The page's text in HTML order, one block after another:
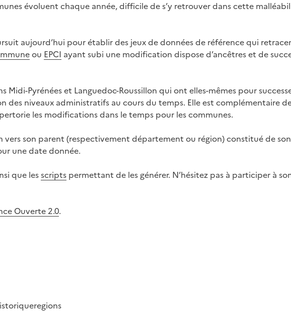
évoluent chaque année, difficile de s’y retrouver dans cette
aujourd’hui pour établir des jeux de données de référence qui
ou EPCI ayant subi une modification dispose d’ancêtres et de
Midi-Pyrénées et Languedoc-Roussillon qui ont elles-mêmes pour
niveaux administratifs au cours du temps. Elle est complémentaire
les modifications dans le temps pour les communes.
vers son parent (respectivement département ou région) constitué de
une date donnée.
que lesscripts permettant de les générer. N’hésitez pas à participer à
Ouverte 2.0.
regions